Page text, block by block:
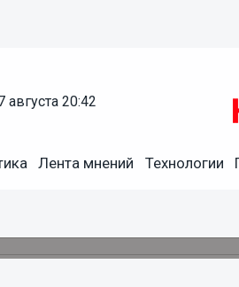
августа 20:42
Лента мнений Технологии
катков Нижнего: